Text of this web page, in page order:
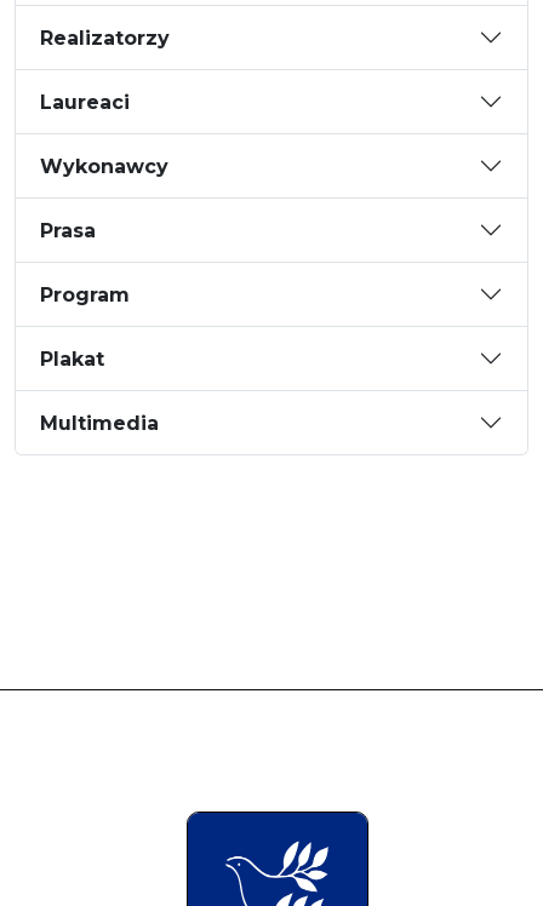
Realizatorzy
Laureaci
Wykonawcy
Prasa
Program
Plakat
Multimedia